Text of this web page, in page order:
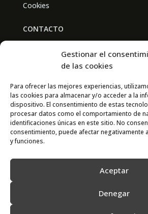
Gestionar el
de las cookies
Para ofrecer las mejores experiencias,
las cookies para almacenar y/o acceder a la
dispositivo. El consentimiento de estas
procesar datos como el comportamiento de
identificaciones únicas en este sitio. No
consentimiento, puede afectar negativamente
y funciones.
Aceptar
Denegar
Cookies
CONTACTO
Av. Real Academia de Medicina
CONTACTO
667 841 238
info@adimur.es